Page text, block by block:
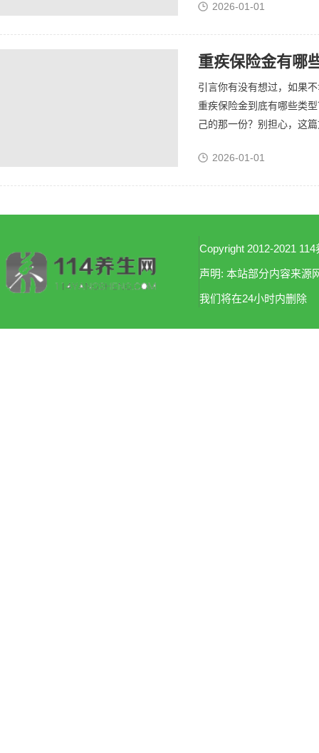
2026-01-01
重疾保险金有哪
引言你有没有想过，如果
重疾保险金到底有哪些类
己的那一份？别担心，这
2026-01-01
Copyright 2012-2021
声明: 本站部分内容来源
我们将在24小时内删除